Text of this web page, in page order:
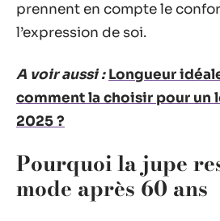
prennent en compte le
l’expression de soi.
A voir aussi : Longueur
comment la choisir pour un
2025 ?
Pourquoi la jupe
mode après 60 ans